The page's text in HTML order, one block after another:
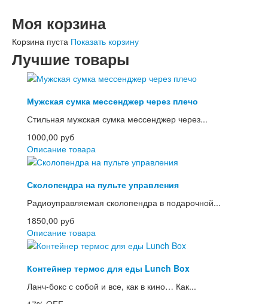
Моя корзина
Корзина пуста Показать корзину
Лучшие товары
Мужская сумка мессенджер через плечо
Стильная мужская сумка мессенджер через...
1000,00 руб
Описание товара
Сколопендра на пульте управления
Радиоуправляемая сколопендра в подарочной...
1850,00 руб
Описание товара
Контейнер термос для еды Lunch Box
Ланч-бокс с собой и все, как в кино… Как...